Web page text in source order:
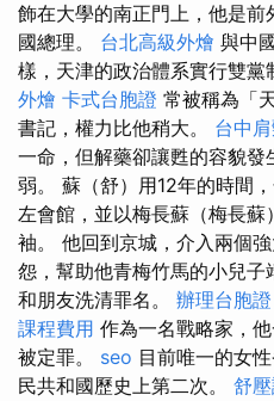
飾在大學的南正門上，他是
國總理。 台北高級外燴 與中
樣，天津的政治體系實行雙黨
外燴 卡式台胞證 常被稱為「
書記，權力比他稍大。 台中
一命，但解藥卻讓甦的容貌
弱。 蘇（舒）用12年的時間
左會館，並以梅長蘇（梅長
袖。 他回到京城，介入兩個
怨，幫助他青梅竹馬的小兒
和朋友洗清罪名。 辦理台胞證
課程費用 作為一名戰略家，
被定罪。 seo 目前唯一的女
民共和國歷史上第二次。 舒